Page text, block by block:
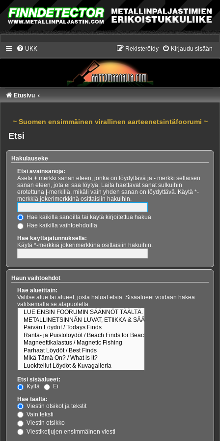
UKK Kirjaudu sisään
Rekisteröidy
Etusivu
~ Suomen ensimmäinen virallinen aarteenetsintäfoorumi ~
Etsi
Hakulauseke
Etsi avainsanoja:
Aseta + merkki sanan eteen, jonka on löydyttävä ja - merkki sellaisen
sanan eteen, jota ei saa löytyä. Laita haettavat sanat sulkuihin
erotettuna -merkillä, mikäli vain yhden sanan on löydyttävä. Käytä *-
merkkiä jokerimerkkinä osittaisiin hakuihin.
Hae kaikilla sanoilla tai käytä kirjoitettua hakua
Hae kaikilla vaihtoehdoilla
Hae käyttäjätunnuksella:
Käytä *-merkkiä jokerimerkkinä osittaisiin hakuihin.
Haun vaihtoehdot
Hae alueittain:
Valitse alue tai alueet, josta haluat etsiä. Sisäalueet voidaan hakea
valitsemalla se alapuolelta.
Etsi sisäalueet:
Kyllä
Ei
Hae täältä:
Viestin otsikot ja tekstit
Vain teksti
Viestin otsikko
Viestiketjujen ensimmäinen viesti